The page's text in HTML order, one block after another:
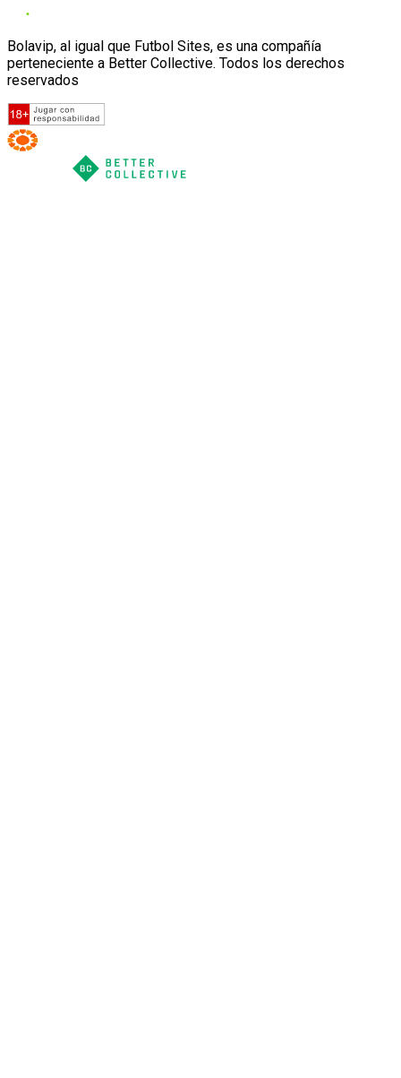
Bolavip, al igual que Futbol Sites, es una compañía
perteneciente a Better Collective. Todos los derechos
reservados